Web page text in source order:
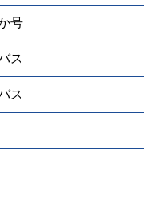
号
ス
ス